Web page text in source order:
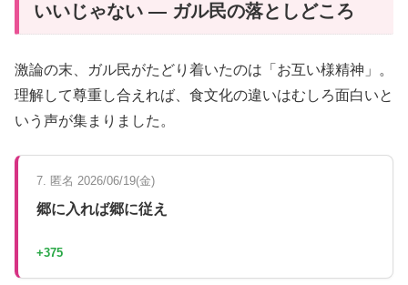
いいじゃない — ガル民の落としどころ
激論の末、ガル民がたどり着いたのは「お互い様精神」。
理解して尊重し合えれば、食文化の違いはむしろ面白いと
いう声が集まりました。
7. 匿名 2026/06/19(金)
郷に入れば郷に従え
+375